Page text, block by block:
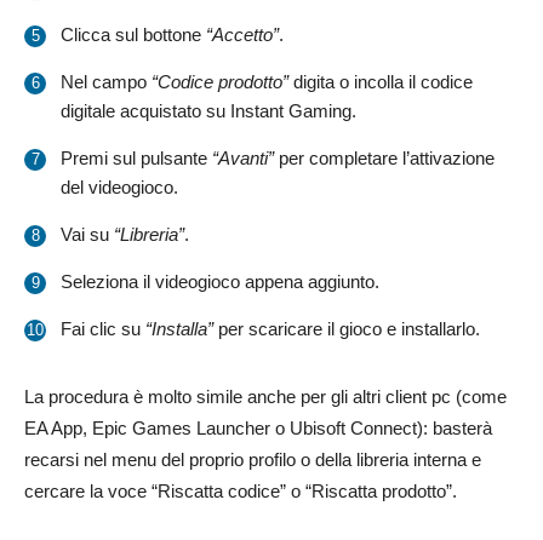
Clicca sul bottone “Accetto”.
Nel campo “Codice prodotto”digita o incolla il codice
digitale acquistato su Instant Gaming.
Premi sul pulsante “Avanti”per completare l’attivazione
del videogioco.
Vai su “Libreria”.
Seleziona il videogioco appena aggiunto.
Fai clic su “Installa”per scaricare il gioco e installarlo.
La procedura è molto simile anche per gli altri client pc (come
EA App, Epic Games Launcher o Ubisoft Connect): basterà
recarsi nel menu del proprio profilo o della libreria interna e
cercare la voce “Riscatta codice” o “Riscatta prodotto”.